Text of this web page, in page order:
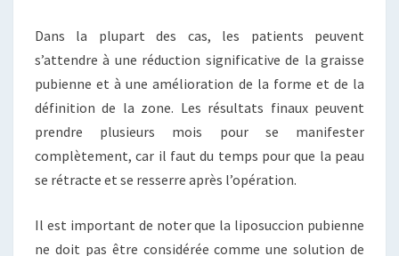
Dans la plupart des cas, les patients peuvent
s’attendre à une réduction significative de la graisse
pubienne et à une amélioration de la forme et de la
définition de la zone. Les résultats finaux peuvent
prendre plusieurs mois pour se manifester
complètement, car il faut du temps pour que la peau
se rétracte et se resserre après l’opération.
Il est important de noter que la liposuccion pubienne
ne doit pas être considérée comme une solution de